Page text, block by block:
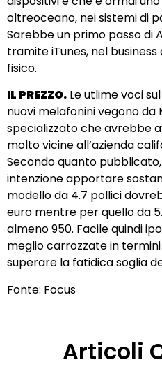
oltreoceano, nei sistemi di
Sarebbe un primo passo di
tramite iTunes, nel
fisico.
IL PREZZO. Le utlime voci
nuovi melafonini vegono da
specializzato che avrebbe
molto vicine all’azienda
Secondo quanto
intenzione apportare
modello da 4.7 pollici
euro mentre per quello da
almeno 950. Facile quindi
meglio carrozzate in
superare la fatidica soglia
Fonte: Focus
Articoli